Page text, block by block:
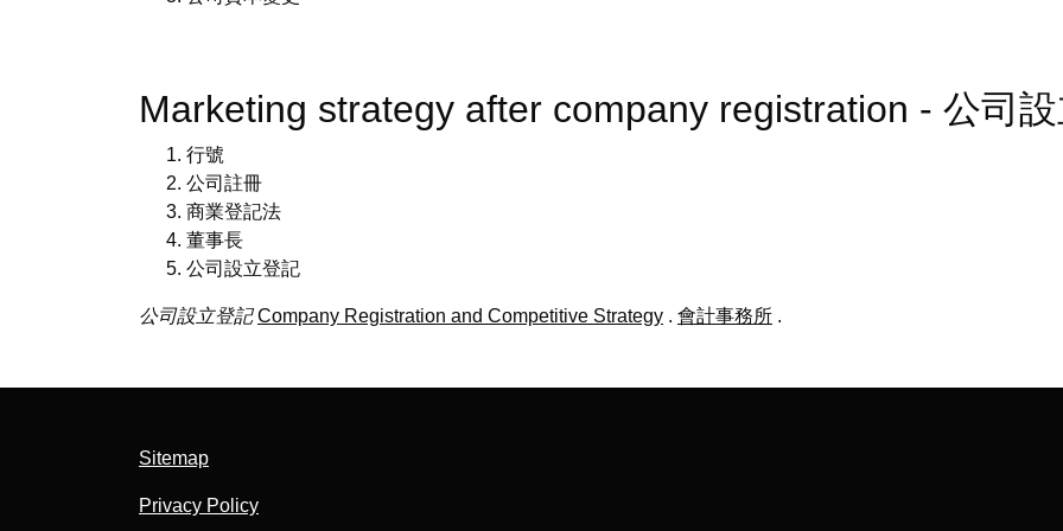
Marketing strategy after company registration - 公司
行號
公司註冊
商業登記法
董事長
公司設立登記
公司設立登記 Company Registration and Competitive Strategy . 會計事務所 .
Sitemap
Privacy Policy